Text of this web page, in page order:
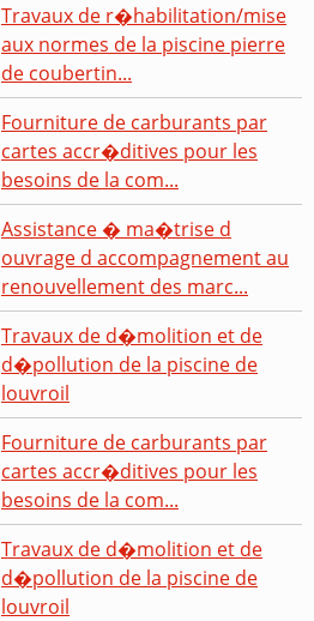
Travaux de r�habilitation/mise
aux normes de la piscine pierre
de coubertin...
Fourniture de carburants par
cartes accr�ditives pour les
besoins de la com...
Assistance � ma�trise d
ouvrage d accompagnement au
renouvellement des marc...
Travaux de d�molition et de
d�pollution de la piscine de
louvroil
Fourniture de carburants par
cartes accr�ditives pour les
besoins de la com...
Travaux de d�molition et de
d�pollution de la piscine de
louvroil